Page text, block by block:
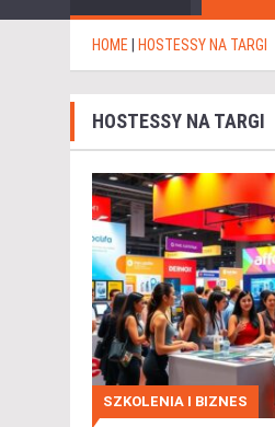
HOME HOSTESSY NA TARGI
HOSTESSY NA TARGI
SZKOLENIA I BIZNES